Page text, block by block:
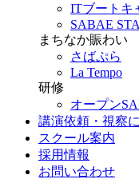
ITブートキ
SABAE
まちなか賑わい
さばぷら
La Tempo
研修
オープン
講演依頼・視察
スクール案内
採用情報
お問い合わせ